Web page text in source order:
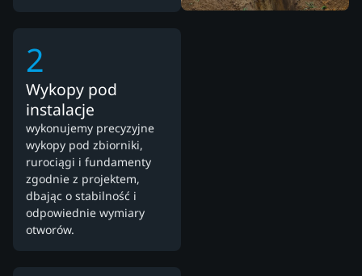
2
Wykopy pod
instalacje
wykonujemy precyzyjne
wykopy pod zbiorniki,
rurociągi i fundamenty
zgodnie z projektem,
dbając o stabilność i
odpowiednie wymiary
otworów.